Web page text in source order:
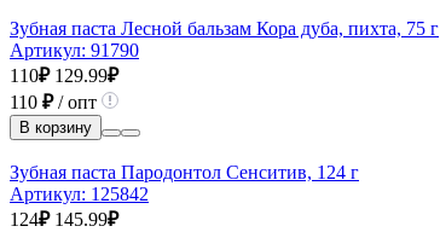
Зубная паста Лесной бальзам Кора дуба, пихта, 75 г
Артикул: 91790
110₽ 129.99₽
110 ₽/ опт
В корзину
Зубная паста Пародонтол Сенситив, 124 г
Артикул: 125842
124₽ 145.99₽